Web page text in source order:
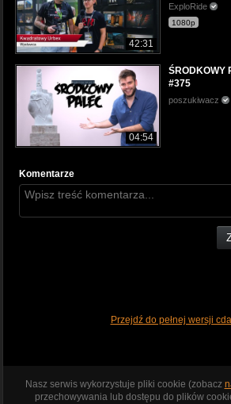
42:31
ExploRide
1080p
04:54
ŚRODKOWY
#375
poszukiwacz
Komentarze
Przejdź do pełnej wersji
Nasz serwis wykorzystuje pliki cookie (zobacz
przechowywania lub dostępu do plików